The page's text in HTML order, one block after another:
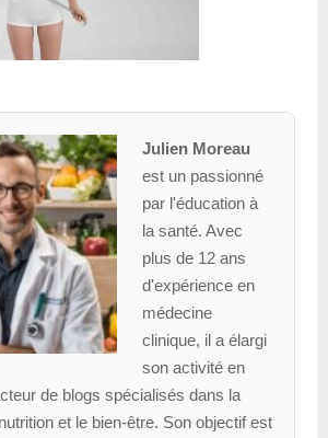
Julien Moreau
est un passionné
par l'éducation à
la santé. Avec
plus de 12 ans
d'expérience en
médecine
clinique, il a élargi
son activité en
de blogs spécialisés dans la
et le bien-être. Son objectif est